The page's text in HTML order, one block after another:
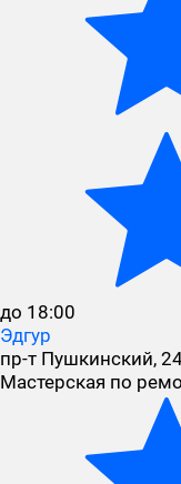
до 18:00
Эдгур
пр-т Пушкинский,
Мастерская по